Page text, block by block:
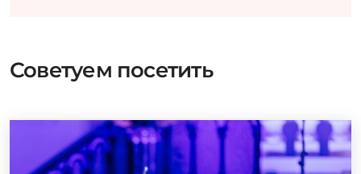
Советуем посетить